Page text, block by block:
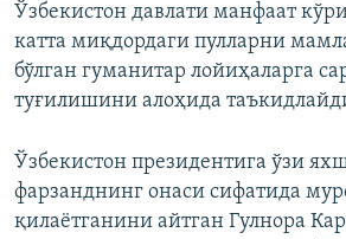
Ўзбекистон давлати манфаат
катта миқдордаги пулларни
бўлган гуманитар лойиҳаларга
туғилишини алоҳида
Ўзбекистон президентига ўзи
фарзанднинг онаси сифатида
қилаëтганини айтган Гулнора